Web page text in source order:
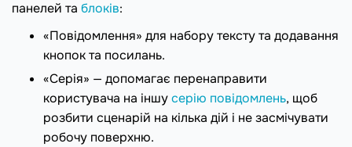
панелей та блоків:
«Повідомлення» для набору тексту та додавання
кнопок та посилань.
«Серія» — допомагає перенаправити
користувача на іншусерію повідомлень, щоб
розбити сценарій на кілька дій і не засмічувати
робочу поверхню.